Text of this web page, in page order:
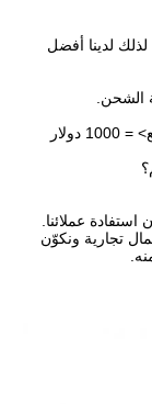
لدينا أفضل
الشحن.
ج: الدفع <= 1000 دولار أمريكي ، 100٪ مقدمًا.الدفع> = 1000 دولار
تجارية ونكوّن